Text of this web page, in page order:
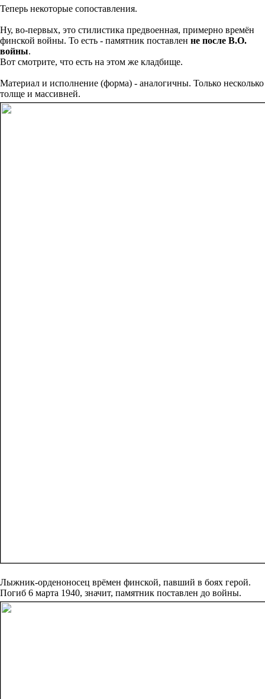
Теперь некоторые сопоставления.
Ну, во-первых, это стилистика предвоенная, примерно времён
финской войны. То есть - памятник поставлен не после В.О.
войны.
Вот смотрите, что есть на этом же кладбище.
Материал и исполнение (форма) - аналогичны. Только несколько
толще и массивней.
Лыжник-орденоносец врёмен финской, павший в боях герой.
Погиб 6 марта 1940, значит, памятник поставлен до войны.